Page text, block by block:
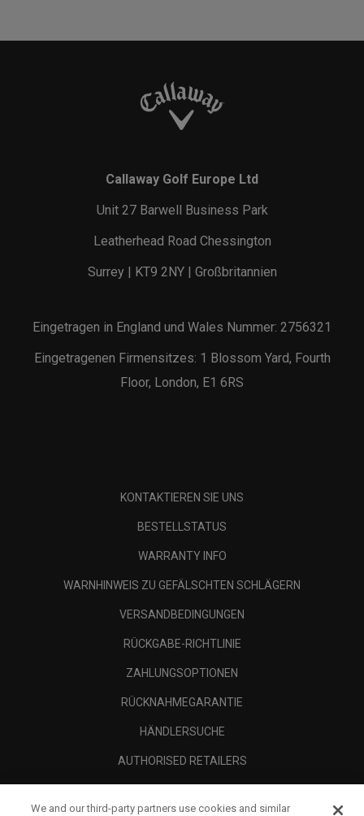
Callaway Golf Europe Ltd
Unit 27 Barwell Business Park
Leatherhead Road Chessington
Surrey | KT9 2NY | Großbritannien
Eingetragen in England und Wales Nummer: 2756321
Eingetragenen Firmensitzes: 1 Blossom Yard, Fourth
Floor, London, E1 6RS
KONTAKTIEREN SIE UNS
BESTELLSTATUS
WARRANTY INFO
WARNHINWEIS ZU GEFÄLSCHTEN SCHLÄGERN
VERSANDBEDINGUNGEN
RÜCKGABE-RICHTLINIE
ZAHLUNGSOPTIONEN
RÜCKNAHMEGARANTIE
HÄNDLERSUCHE
AUTHORISED RETAILERS
We and our third-party partners use cookies and similar